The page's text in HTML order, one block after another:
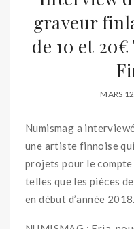
graveur
de 10 et 20€
MARS
Numismag a
une artiste finnoise
projets pour le
telles que les pièces
en début d’année 2018.